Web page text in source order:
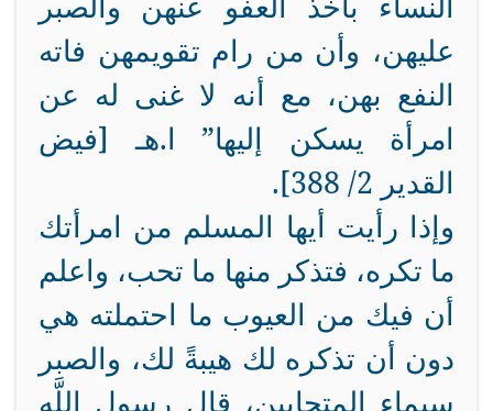
عليهن، وأن من رام تقويمهن فاته
النفع بهن، مع أنه لا غنى له عن
امرأة يسكن إليها” ا.هـ [فيض
القدير 2/ 388].
وإذا رأيت أيها المسلم من امرأتك
ما تكره، فتذكر منها ما تحب، واعلم
أن فيك من العيوب ما احتملته هي
دون أن تذكره لك هيبةً لك، والصبر
سيماء المتحابين، قال رسول اللَّهِ